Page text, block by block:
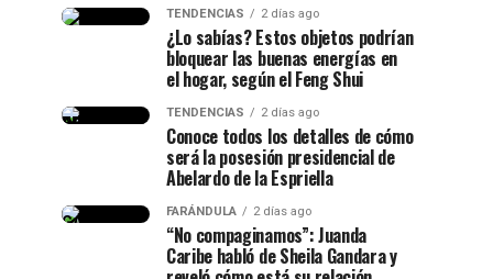
TENDENCIAS 2 días ago
¿Lo sabías? Estos objetos podrían
bloquear las buenas energías en
el hogar, según el Feng Shui
TENDENCIAS 2 días ago
Conoce todos los detalles de cómo
será la posesión presidencial de
Abelardo de la Espriella
FARÁNDULA 2 días ago
“No compaginamos”: Juanda
Caribe habló de Sheila Gandara y